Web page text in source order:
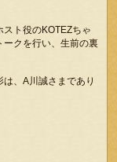
ト役のKOTEZちゃ
ークを行い、生前の裏
、A川誠さまであり